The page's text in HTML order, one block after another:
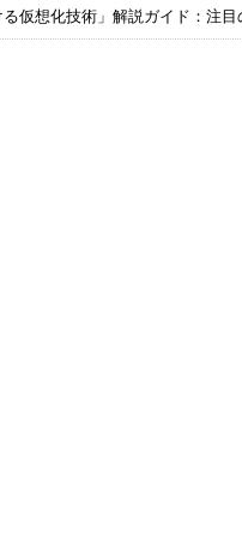
る仮想化技術」解説ガイド：注